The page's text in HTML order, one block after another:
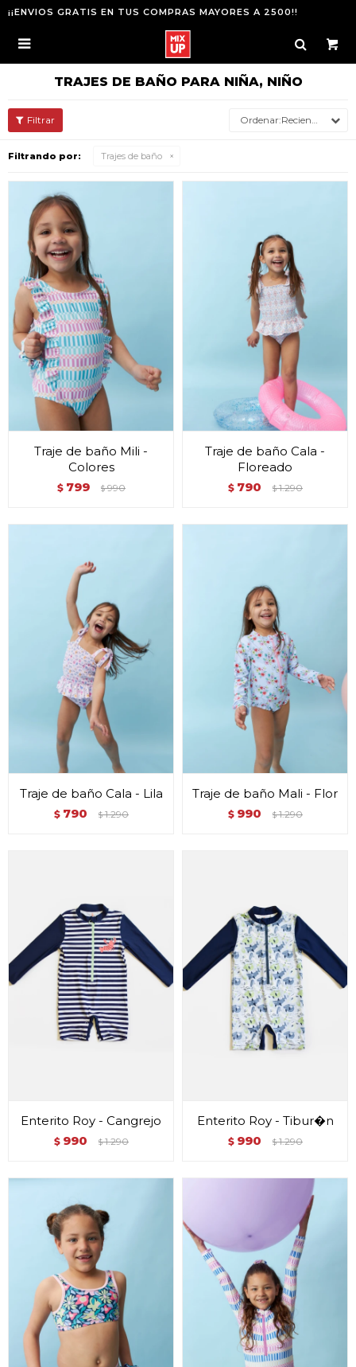
¡¡ENVIOS GRATIS EN TUS COMPRAS MAYORES A 2500!!

TRAJES DE BAÑO PARA NIÑA, NIÑO
Recientes
Filtrando por: Trajes de baño
Traje de baño Mili -
Colores
$ 799 $ 990
Traje de baño Cala -
Floreado
$ 790 $ 1.290
Traje de baño Cala - Lila
$ 790 $ 1.290
Traje de baño Mali - Flor
$ 990 $ 1.290
Enterito Roy - Cangrejo
$ 990 $ 1.290
Enterito Roy - Tibur�n
$ 990 $ 1.290